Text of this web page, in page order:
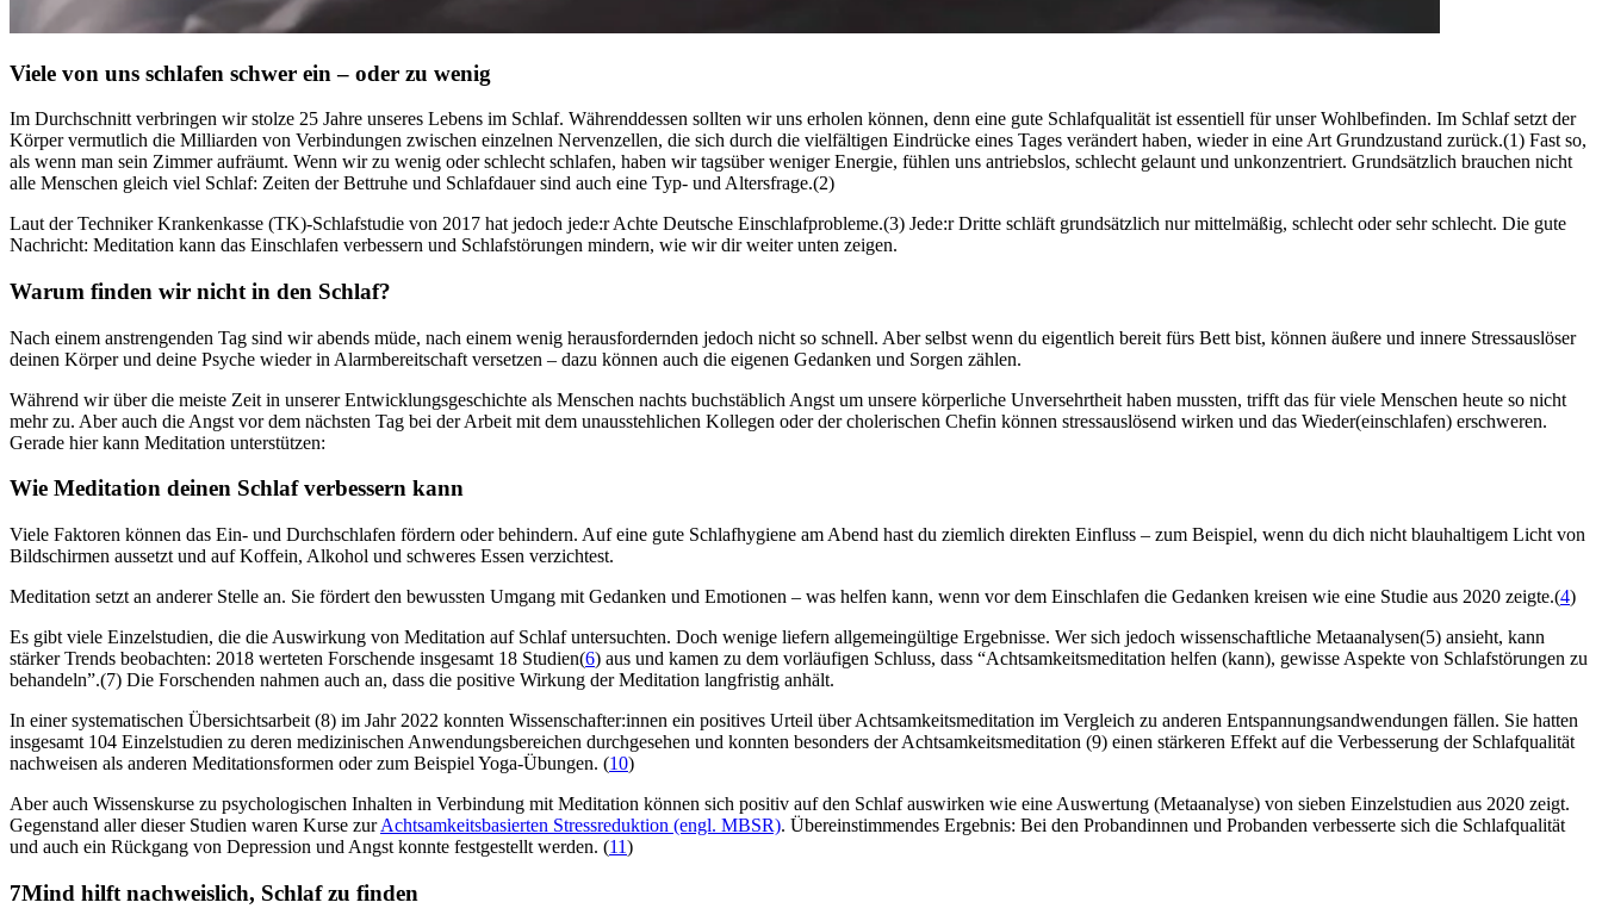
Viele von uns schlafen schwer ein – oder zu wenig
Im Durch­schnitt ver­brin­gen wir stolze 25 Jahre unse­res Lebens im Schlaf. Währenddessen sollten wir uns erholen können, denn eine gute Schlaf­qua­li­tät ist essen­ti­ell für unser Wohl­be­fin­den. Im Schlaf setzt der
Körper vermutlich die Milliarden von Verbindungen zwischen einzelnen Nervenzellen, die sich durch die vielfältigen Eindrücke eines Tages verändert haben, wieder in eine Art Grundzustand zurück.(1) Fast so,
als wenn man sein Zimmer aufräumt. Wenn wir zu wenig oder schlecht schla­fen, haben wir tags­über weniger Ener­gie, fühlen uns antriebs­los, schlecht gelaunt und unkon­zen­triert. Grundsätzlich brauchen nicht
alle Menschen gleich viel Schlaf: Zeiten der Bettruhe und Schlafdauer sind auch eine Typ- und Altersfrage.(2)
Laut der Techniker Krankenkasse (TK)-Schlaf­stu­die von 2017 hat jedoch jede:r Achte Deutsche Einschlafprobleme.(3) Jede:r Dritte schläft grundsätzlich nur mittelmäßig, schlecht oder sehr schlecht. Die gute
Nach­richt: Meditation kann das Einschlafen verbessern und Schlafstörungen mindern, wie wir dir weiter unten zeigen.
Warum finden wir nicht in den Schlaf?
Nach einem anstrengenden Tag sind wir abends müde, nach einem wenig herausfordernden jedoch nicht so schnell. Aber selbst wenn du eigentlich bereit fürs Bett bist, können äußere und innere Stressauslöser
deinen Körper und deine Psyche wieder in Alarmbereitschaft versetzen – dazu können auch die eigenen Gedanken und Sorgen zählen.
Während wir über die meiste Zeit in unserer Entwicklungsgeschichte als Menschen nachts buchstäblich Angst um unsere körperliche Unversehrtheit haben mussten, trifft das für viele Menschen heute so nicht
mehr zu. Aber auch die Angst vor dem nächsten Tag bei der Arbeit mit dem unausstehlichen Kollegen oder der cholerischen Chefin können stressauslösend wirken und das Wieder(einschlafen) erschweren.
Gerade hier kann Meditation unterstützen:
Wie Medi­ta­tion deinen Schlaf ver­bes­sern kann
Viele Faktoren können das Ein- und Durchschlafen fördern oder behindern. Auf eine gute Schlafhygiene am Abend hast du ziemlich direkten Einfluss – zum Beispiel, wenn du dich nicht blauhaltigem Licht von
Bildschirmen aussetzt und auf Koffein, Alkohol und schweres Essen verzichtest.
Meditation setzt an anderer Stelle an. Sie fördert den bewussten Umgang mit Gedanken und Emotionen – was helfen kann, wenn vor dem Einschlafen die Gedanken kreisen wie eine Studie aus 2020 zeigte.(4)
Es gibt viele Einzelstudien, die die Auswirkung von Meditation auf Schlaf untersuchten. Doch wenige liefern allgemeingültige Ergebnisse. Wer sich jedoch wissenschaftliche Metaanalysen(5) ansieht, kann
stärker Trends beobachten: 2018 werteten Forschende insgesamt 18 Studien(6) aus und kamen zu dem vorläufigen Schluss, dass “Achtsamkeitsmeditation helfen (kann), gewisse Aspekte von Schlafstörungen zu
behandeln”.(7) Die Forschenden nahmen auch an, dass die positive Wirkung der Meditation langfristig anhält.
In einer systematischen Übersichtsarbeit (8) im Jahr 2022 konnten Wissenschafter:innen ein positives Urteil über Achtsamkeitsmeditation im Vergleich zu anderen Entspannungsandwendungen fällen. Sie hatten
insgesamt 104 Einzelstudien zu deren medizinischen Anwendungsbereichen durchgesehen und konnten besonders der Achtsamkeitsmeditation (9) einen stärkeren Effekt auf die Verbesserung der Schlafqualität
nachweisen als anderen Meditationsformen oder zum Beispiel Yoga-Übungen. (10)
Aber auch Wissenskurse zu psychologischen Inhalten in Verbindung mit Meditation können sich positiv auf den Schlaf auswirken wie eine Auswertung (Metaanalyse) von sieben Einzelstudien aus 2020 zeigt.
Gegenstand aller dieser Studien waren Kurse zurAchtsamkeitsbasierten Stressreduktion (engl. MBSR). Übereinstimmendes Ergebnis: Bei den Probandinnen und Probanden verbesserte sich die Schlafqualität
und auch ein Rückgang von Depression und Angst konnte festgestellt werden. (11)
7Mind hilft nachweislich, Schlaf zu finden